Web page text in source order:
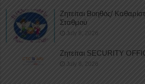
Ζητείται Βοηθός/
Σταθμού
July 8, 2026
Ζητείται SECURITY
July 8, 2026